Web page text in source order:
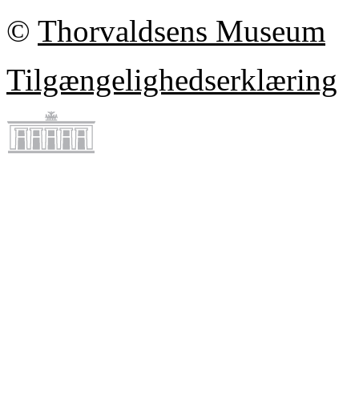
© Thorvaldsens Museum
Tilgængelighedserklæring